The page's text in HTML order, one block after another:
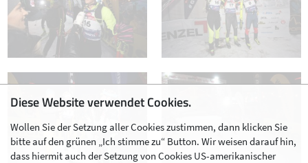
Diese Website verwendet Cookies.
Wollen Sie der Setzung aller Cookies zustimmen, dann klicken Sie
bitte auf den grünen „Ich stimme zu“ Button. Wir weisen darauf hin,
dass hiermit auch der Setzung von Cookies US-amerikanischer